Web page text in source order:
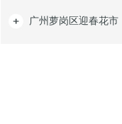
广州萝岗区迎春花市